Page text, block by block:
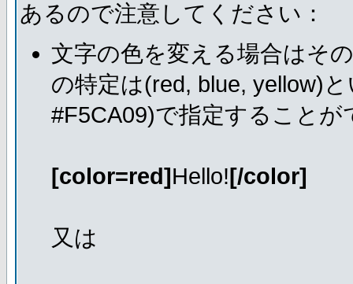
あるので注意してください：
文字の色を変える場合はそ
の特定は(red, blue, yellow)
#F5CA09)で指定することが
[color=red]Hello![/color]
又は